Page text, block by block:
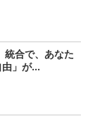
統合で、あなた
」が...